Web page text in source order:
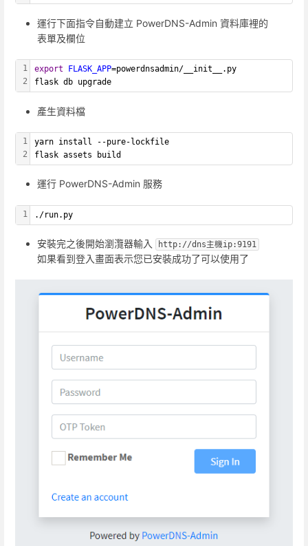
運行下面指令自動建立 PowerDNS-Admin 資料庫裡的
表單及欄位
1
2
export FLASK_APP=powerdnsadmin/__init__.py
flask db upgrade
產生資料檔
1
2
yarn install --pure-lockfile
flask assets build
運行 PowerDNS-Admin 服務
1 ./run.py
安裝完之後開始瀏灠器輸入 http://dns主機ip:9191
如果看到登入畫面表示您已安裝成功了可以使用了